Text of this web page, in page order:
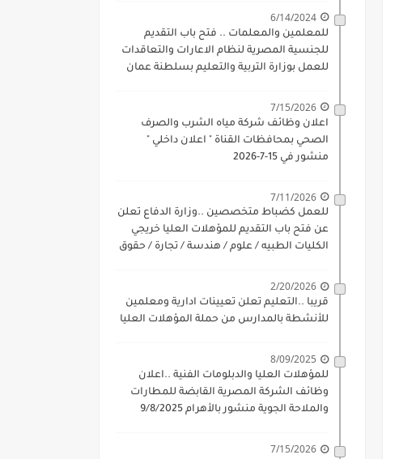
6/14/2024
للمعلمين والمعلمات .. فتح باب التقديم
للجنسية المصرية لنظام الاعارات والتعاقدات
للعمل بوزارة التربية والتعليم بسلطنة عمان
7/15/2026
اعلان وظائف شركة مياه الشرب والصرف
الصحي بمحافظات القناة " اعلان داخلي "
منشور في 15-7-2026
7/11/2026
للعمل كضباط متخصصين ..وزارة الدفاع تعلن
عن فتح باب التقديم للمؤهلات العليا خريجي
الكليات الطبيه / علوم / هندسة / تجارة / حقوق
2/20/2026
قريبا ..التعليم تعلن تعيينات ادارية ومعلمين
للأنشطة بالمدارس من حملة المؤهلات العليا
8/09/2025
للمؤهلات العليا والدبلومات الفنية ..اعلان
وظائف الشركة المصرية القابضة للمطارات
والملاحة الجوية منشور بالأهرام 9/8/2025
7/15/2026